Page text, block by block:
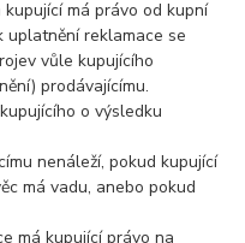
má právo od kupní
uplatnění reklamace se
vůle kupujícího
prodávajícímu.
o výsledku
nenáleží, pokud kupující
má vadu, anebo pokud
má kupující právo na